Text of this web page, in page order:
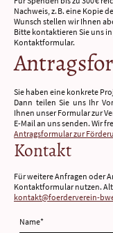
Nachweis, z. B. eine Kopie
Wunsch stellen wir Ihnen
Bitte kontaktieren Sie uns
Kontaktformular.
Sie haben eine konkrete
Dann teilen Sie uns Ihr
Ihnen unser Formular zur
E-Mail an uns senden. Wir
Antragsformular zur
Kontakt
Für weitere Anfragen oder
Kontaktformular nutzen.
kontakt@foerderverein-
Name*